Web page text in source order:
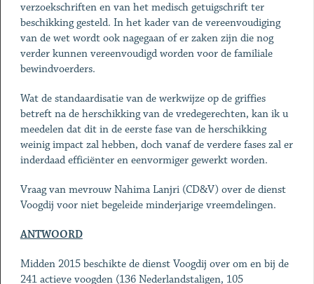
verzoekschriften en van het medisch getuigschrift ter
beschikking gesteld. In het kader van de vereenvoudiging
van de wet wordt ook nagegaan of er zaken zijn die nog
verder kunnen vereenvoudigd worden voor de familiale
bewindvoerders.
Wat de standaardisatie van de werkwijze op de griffies
betreft na de herschikking van de vredegerechten, kan ik u
meedelen dat dit in de eerste fase van de herschikking
weinig impact zal hebben, doch vanaf de verdere fases zal er
inderdaad efficiënter en eenvormiger gewerkt worden.
Vraag van mevrouw Nahima Lanjri (CD&V) over de dienst
Voogdij voor niet begeleide minderjarige vreemdelingen.
ANTWOORD
Midden 2015 beschikte de dienst Voogdij over om en bij de
241 actieve voogden (136 Nederlandstaligen, 105